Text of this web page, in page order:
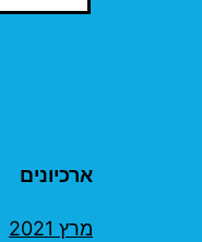
ארכיונים
מרץ 2021